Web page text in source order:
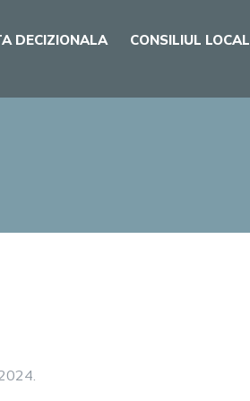
DECIZIONALA CONSILIUL LOCAL